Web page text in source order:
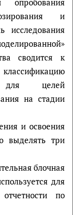
и
исследования
сводится к
для целей
на стадии
и освоения
выделять три
блочная
для
по